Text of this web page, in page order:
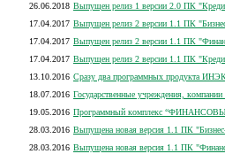
26.06.2018 Выпущен релиз 1 версии 2.0 ПК
17.04.2017 Выпущен релиз 2 версии 1.1 ПК
17.04.2017 Выпущен релиз 2 версии 1.1 ПК
17.04.2017 Выпущен релиз 2 версии 1.1 ПК
13.10.2016 Сразу два программных продукта
18.07.2016 Государственные учреждения,
19.05.2016 Программный комплекс “ФИНАНСОВЫЙ
28.03.2016 Выпущена новая версия 1.1 ПК "Бизнес-
28.03.2016 Выпущена новая версия 1.1 ПК